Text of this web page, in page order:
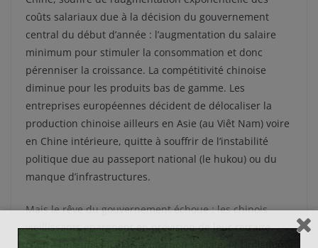
coûts salariaux due à la décision du gouvernement
central du début d’année : l’augmentation du salaire
minimum pour stimuler la consommation et donc
pérenniser la croissance. La compétitivité chinoise
diminue pour les produits bas de gamme. Les
entreprises européennes décident de délocaliser la
production chinoise ailleurs en Asie (au Viêt Nam) voire
en Chine intérieure, quitte à souffrir de l’instabilité
politique due au passeport national (le hukou) ou du
manque d’infrastructures.
Mais le rêve du gouvernement échoue : les chinois
vieillissants épargnent en prévision de leur retraite,
contre l’insuffisance de protection sociale, et l’inflation